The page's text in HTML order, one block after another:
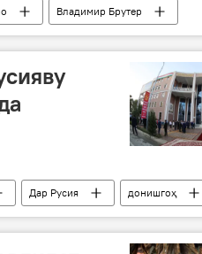
Владимир Брутер
Дар Русия
донишгоҳ